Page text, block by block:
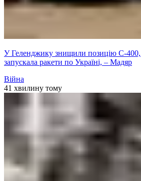
У Геленджику знищили позицію С-400,
запускала ракети по Україні, – Мадяр
Війна
41 хвилину тому